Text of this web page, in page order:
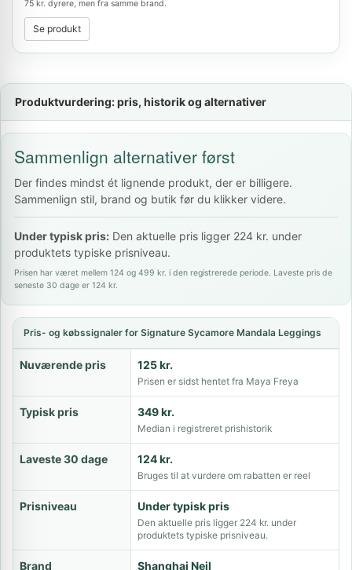
75 kr. dyrere, men fra samme brand.
Se produkt
Produktvurdering: pris, historik og alternativer
Sammenlign alternativer først
Der findes mindst ét lignende produkt, der er billigere.
Sammenlign stil, brand og butik før du klikker videre.
Under typisk pris: Den aktuelle pris ligger 224 kr. under
produktets typiske prisniveau.
Prisen har været mellem 124 og 499 kr. i den registrerede periode. Laveste pris de
seneste 30 dage er 124 kr.
Pris- og købssignaler for Signature Sycamore Mandala Leggings
Nuværende pris 125 kr.
Prisen er sidst hentet fra Maya Freya
Typisk pris 349 kr.
Median i registreret prishistorik
Laveste 30 dage 124 kr.
Bruges til at vurdere om rabatten er reel
Prisniveau Under typisk pris
Den aktuelle pris ligger 224 kr. under
produktets typiske prisniveau.
Brand Shanghai Neil